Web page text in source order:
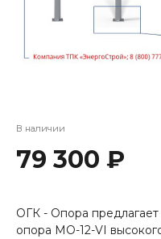
В наличии
79 300 ₽
ОГК - Опора
опора МО-12-VI